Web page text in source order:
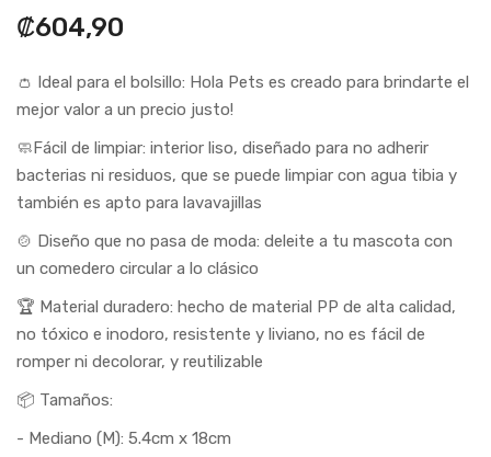
₡604,90
👛 Ideal para el bolsillo: Hola Pets es creado para brindarte el
mejor valor a un precio justo!
🧼Fácil de limpiar: interior liso, diseñado para no adherir
bacterias ni residuos, que se puede limpiar con agua tibia y
también es apto para lavavajillas
🍲 Diseño que no pasa de moda: deleite a tu mascota con
un comedero circular a lo clásico
🏆 Material duradero: hecho de material PP de alta calidad,
no tóxico e inodoro, resistente y liviano, no es fácil de
romper ni decolorar, y reutilizable
📦 Tamaños:
- Mediano (M): 5.4cm x 18cm